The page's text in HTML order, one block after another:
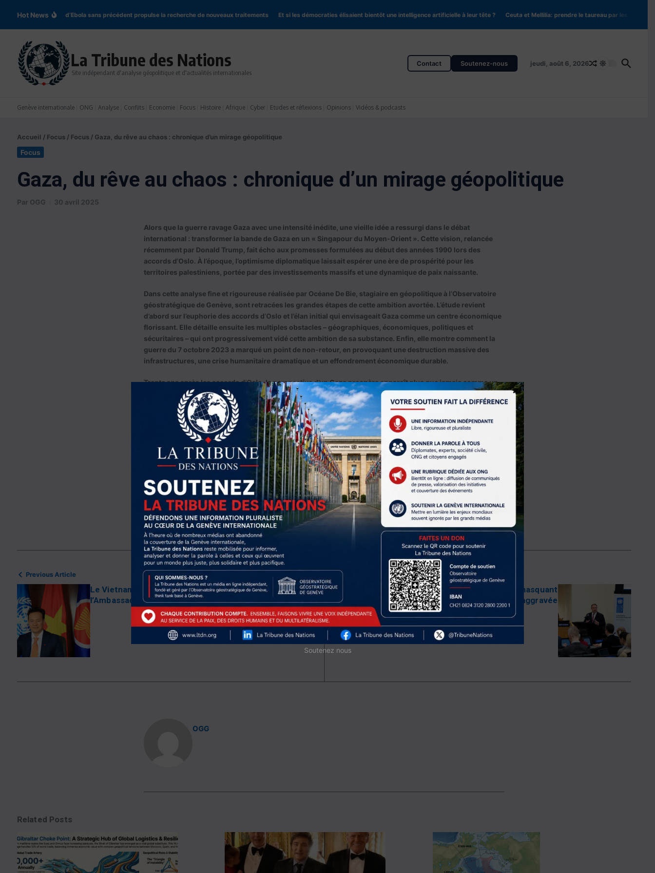
Hot News
En RDC, l’épidémie d’Ebola sans précédent propulse la recherche de nouveaux traitements Et si les démocraties élisaient bientôt une intelligence artificielle à leur tête ? Ceuta et Mellilia: prendre le taureau par les cornes
La Tribune des Nations
Site indépendant d'analyse géopolitique et d'actualités internationales
Contact Soutenez-nous jeudi, août 6, 2026
Genève internationale ONG Analyse Conflits Economie Focus Histoire Afrique Cyber Etudes et réflexions Opinions Vidéos & podcasts
Accueil / Focus/ Focus/ Gaza, du rêve au chaos : chronique d’un mirage géopolitique
Focus
Gaza, du rêve au chaos : chronique d’un mirage géopolitique
Par OGG 30 avril 2025
Alors que la guerre ravage Gaza avec une intensité inédite, une vieille idée a ressurgi dans le débat
international : transformer la bande de Gaza en un « Singapour du Moyen-Orient ». Cette vision, relancée
récemment par Donald Trump, fait écho aux promesses formulées au début des années 1990 lors des
accords d’Oslo. À l’époque, l’optimisme diplomatique laissait espérer une ère de prospérité pour les
territoires palestiniens, portée par des investissements massifs et une dynamique de paix naissante.
Dans cette analyse fine et rigoureuse réalisée par Océane De Bie, stagiaire en géopolitique à l’Observatoire
géostratégique de Genève, sont retracées les grandes étapes de cette ambition avortée. L’étude revient
d’abord sur l’euphorie des accords d’Oslo et l’élan initial qui envisageait Gaza comme un centre économique
florissant. Elle détaille ensuite les multiples obstacles – géographiques, économiques, politiques et
sécuritaires – qui ont progressivement vidé cette ambition de sa substance. Enfin, elle montre comment la
guerre du 7 octobre 2023 a marqué un point de non-retour, en provoquant une destruction massive des
infrastructures, une crise humanitaire dramatique et un effondrement économique durable.
Trente ans après les accords d’Oslo, la perspective d’un Gaza prospère apparaît plus que jamais comme un
mirage, enseveli sous les décombres d’une guerre incessante et d’un échec politique profond. Plus qu’une
simple reconstruction matérielle, c’est une refondation politique et institutionnelle qu’exige désormais
l’avenir de Gaza — une tâche titanesque, mais indispensable.
Cette analyse, intitulée« Trente ans d’échecs : pourquoi Gaza ne sera pas Singapour »
lecture lucide et essentielle d’un des drames géopolitiques les plus emblématiques de notre époque.
Télécharger
Share this Article
Previous Article
Le Vietnam face aux défis mondiaux : entretien avec
l’Ambassadeur Mai Phan Dung
Next Article
Afghanistan : une croissance en trompe-l’œil masquant
une crise de subsistance aggravée
OGG
Related Posts
Soutenez nous
×